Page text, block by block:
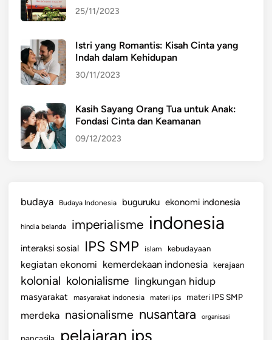
a
l
M
a
k
a
25/11/2023
Istri yang Romantis: Kisah Cinta yang
Indah dalam Kehidupan
30/11/2023
Kasih Sayang Orang Tua untuk Anak:
Fondasi Cinta dan Keamanan
09/12/2023
budaya Budaya Indonesia buguruku ekonomi indonesia
hindia belanda imperialisme indonesia
interaksi sosial IPS SMP islam kebudayaan
kegiatan ekonomi kemerdekaan indonesia kerajaan
kolonial kolonialisme lingkungan hidup
masyarakat masyarakat indonesia materi ips materi IPS SMP
merdeka nasionalisme nusantara organisasi
pelajaran ips